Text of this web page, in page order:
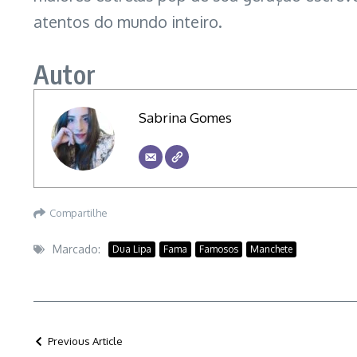
atentos do mundo inteiro.
Autor
Sabrina Gomes
Compartilhe
Marcado: Dua Lipa Fama Famosos Manchete
Previous Article